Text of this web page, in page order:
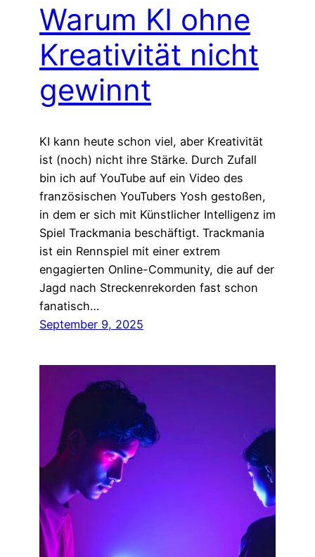
Warum KI ohne
Kreativität nicht
gewinnt
KI kann heute schon viel, aber Kreativität
ist (noch) nicht ihre Stärke. Durch Zufall
bin ich auf YouTube auf ein Video des
französischen YouTubers Yosh gestoßen,
in dem er sich mit Künstlicher Intelligenz im
Spiel Trackmania beschäftigt. Trackmania
ist ein Rennspiel mit einer extrem
engagierten Online-Community, die auf der
Jagd nach Streckenrekorden fast schon
fanatisch…
September 9, 2025